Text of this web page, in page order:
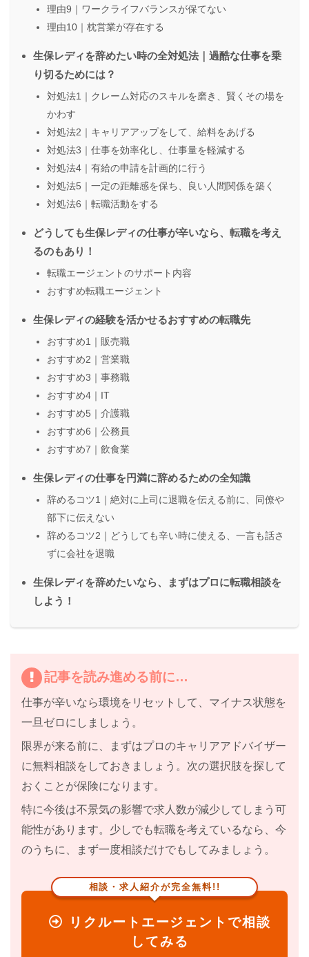
理由9｜ワークライフバランスが保てない
理由10｜枕営業が存在する
生保レディを辞めたい時の全対処法｜過酷な仕事を乗
り切るためには？
対処法1｜クレーム対応のスキルを磨き、賢くその場を
かわす
対処法2｜キャリアアップをして、給料をあげる
対処法3｜仕事を効率化し、仕事量を軽減する
対処法4｜有給の申請を計画的に行う
対処法5｜一定の距離感を保ち、良い人間関係を築く
対処法6｜転職活動をする
どうしても生保レディの仕事が辛いなら、転職を考え
るのもあり！
転職エージェントのサポート内容
おすすめ転職エージェント
生保レディの経験を活かせるおすすめの転職先
おすすめ1｜販売職
おすすめ2｜営業職
おすすめ3｜事務職
おすすめ4｜IT
おすすめ5｜介護職
おすすめ6｜公務員
おすすめ7｜飲食業
生保レディの仕事を円満に辞めるための全知識
辞めるコツ1｜絶対に上司に退職を伝える前に、同僚や
部下に伝えない
辞めるコツ2｜どうしても辛い時に使える、一言も話さ
ずに会社を退職
生保レディを辞めたいなら、まずはプロに転職相談を
しよう！
記事を読み進める前に…
仕事が辛いなら環境をリセット して、マイナス状態を
一旦ゼロにしましょう。
限界が来る前に、まずはプロのキャリアアドバイザー
に無料相談をしておきましょう。 次の選択肢を探して
おくことが保険になります。
特に今後は不景気の影響で求人数が減少してしまう 可
能性があります。少しでも転職を考えているなら、今
のうちに、まず一度相談だけでもしてみましょう。
相談・求人紹介が完全無料!!
リクルートエージェントで相談
してみる